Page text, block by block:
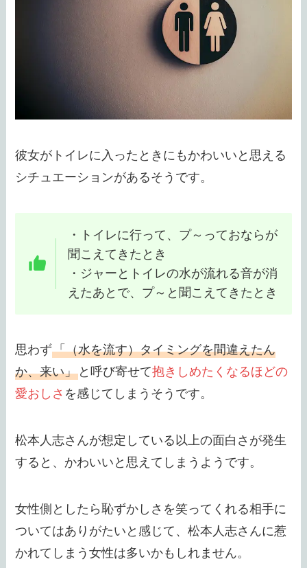
彼女がトイレに入ったときにもかわいいと思える
シチュエーションがあるそうです。
・トイレに行って、プ～っておならが
聞こえてきたとき
・ジャーとトイレの水が流れる音が消
えたあとで、プ～と聞こえてきたとき
思わず「（水を流す）タイミングを間違えたん
か、来い」 と呼び寄せて抱きしめたくなるほどの
愛おしさ を感じてしまうそうです。
松本人志さんが想定している以上の面白さが発生
すると、かわいいと思えてしまうようです。
女性側としたら恥ずかしさを笑ってくれる相手に
ついてはありがたいと感じて、松本人志さんに惹
かれてしまう女性は多いかもしれません。